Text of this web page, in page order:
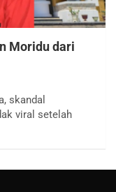
Moridu dari
skandal
viral setelah